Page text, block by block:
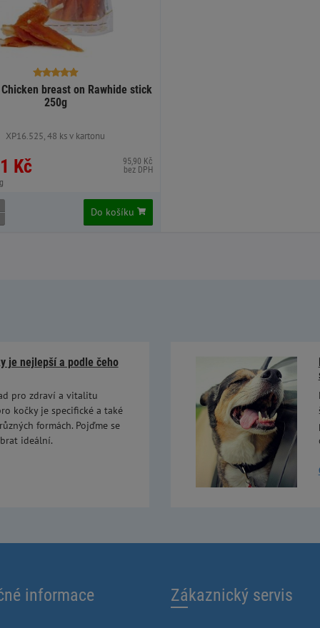
breast on Rawhide stick
250g
XP16.525, 48 ks v kartonu
Kč
95,90 Kč
bez DPH
Do košíku
je nejlepší a podle čeho
pro zdraví a vitalitu
kočky je specifické a také
formách. Pojďme se
ideální.
informace Zákaznický servis